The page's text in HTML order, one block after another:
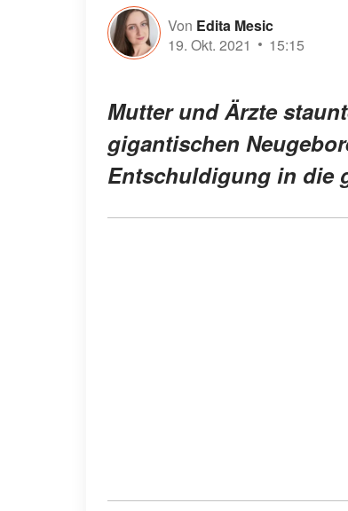
Von Edita Mesic
19. Okt. 2021
15:15
Mutter und Ärzte
gigantischen
Entschuldigung in die